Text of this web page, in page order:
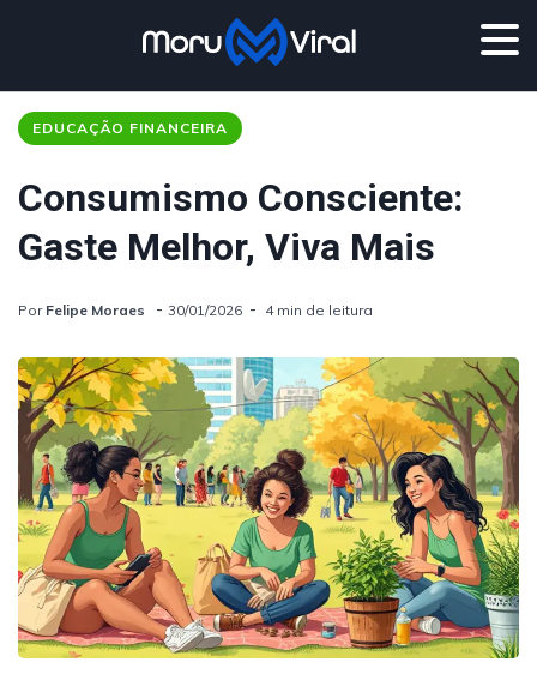
EDUCAÇÃO FINANCEIRA
Consumismo Consciente:
Gaste Melhor, Viva Mais
Por Felipe Moraes 30/01/2026 4 min de leitura